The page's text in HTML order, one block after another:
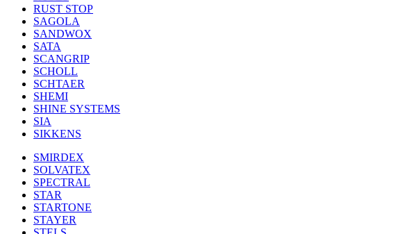
RUST STOP
SAGOLA
SANDWOX
SATA
SCANGRIP
SCHOLL
SCHTAER
SHEMI
SHINE SYSTEMS
SIA
SIKKENS
SMIRDEX
SOLVATEX
SPECTRAL
STAR
STARTONE
STAYER